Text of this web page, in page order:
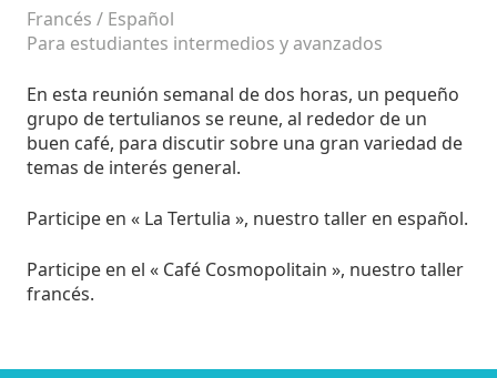
Francés / Español
Para estudiantes intermedios y avanzados
En esta reunión semanal de dos horas, un pequeño
grupo de tertulianos se reune, al rededor de un
buen café, para discutir sobre una gran variedad de
temas de interés general.
Participe en « La Tertulia », nuestro taller en español.
Participe en el « Café Cosmopolitain », nuestro taller
francés.